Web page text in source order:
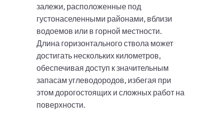
залежи, расположенные под
густонаселенными районами, вблизи
водоемов или в горной местности.
Длина горизонтального ствола может
достигать нескольких километров,
обеспечивая доступ к значительным
запасам углеводородов, избегая при
этом дорогостоящих и сложных работ на
поверхности.